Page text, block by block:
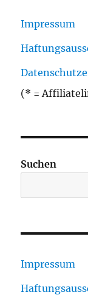
Impressum
(* =
Suchen
Impressum